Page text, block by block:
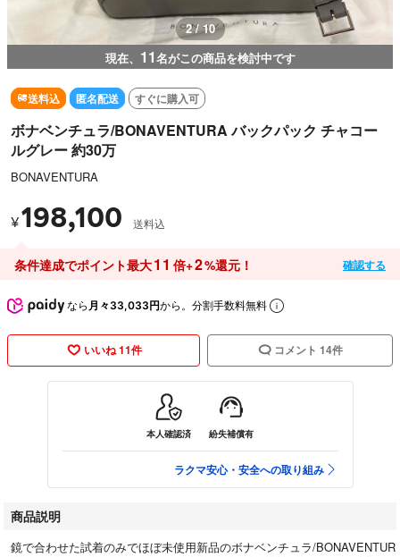
2 / 10
現在、 11名がこの商品を検討中です
送料込 匿名配送 すぐに購入可
ボナベンチュラ/BONAVENTURA バックパック チャコー
ルグレー 約30万
BONAVENTURA
¥198,100 送料込
条件達成でポイント最大11 倍+2%還元！ 確認する
なら 月々33,033円から。分割手数料無料
いいね 11件 コメント 14件
本人確認済 紛失補償有
ラクマ安心・安全への取り組み
商品説明
鏡で合わせた試着のみでほぼ未使用新品のボナベンチュラ/BONAVENTUR